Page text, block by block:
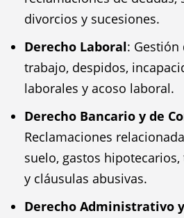
divorcios y sucesiones.
Derecho Laboral:
trabajo, despidos,
laborales y acoso laboral.
Derecho Bancario y de
Reclamaciones
suelo, gastos hipotecarios,
y cláusulas abusivas.
Derecho Administrativo